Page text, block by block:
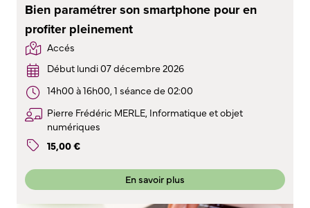
Bien paramétrer son smartphone pour en
profiter pleinement
Accés
Début lundi 07 décembre 2026
14h00 à 16h00, 1 séance de 02:00
Pierre Frédéric MERLE, Informatique et objet
numériques
15,00€
En savoir plus